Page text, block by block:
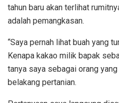
tahun baru akan terlihat
adalah pemangkasan.
“Saya pernah lihat buah yang
Kenapa kakao milik bapak
tanya saya sebagai orang
belakang pertanian.